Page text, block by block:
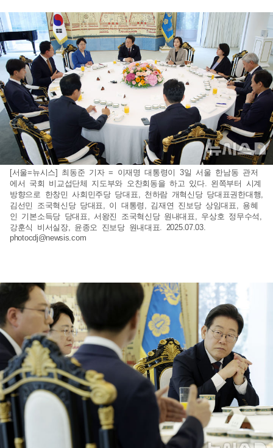
[서울=뉴시스] 최동준 기자 = 이재명 대통령이 3일 서울 한남동 관저
에서 국회 비교섭단체 지도부와 오찬회동을 하고 있다. 왼쪽부터 시계
방향으로 한창민 사회민주당 당대표, 천하람 개혁신당 당대표권한대행,
김선민 조국혁신당 당대표, 이 대통령, 김재연 진보당 상임대표, 용혜
인 기본소득당 당대표, 서왕진 조국혁신당 원내대표, 우상호 정무수석,
강훈식 비서실장, 윤종오 진보당 원내대표. 2025.07.03.
photocdj@newsis.com